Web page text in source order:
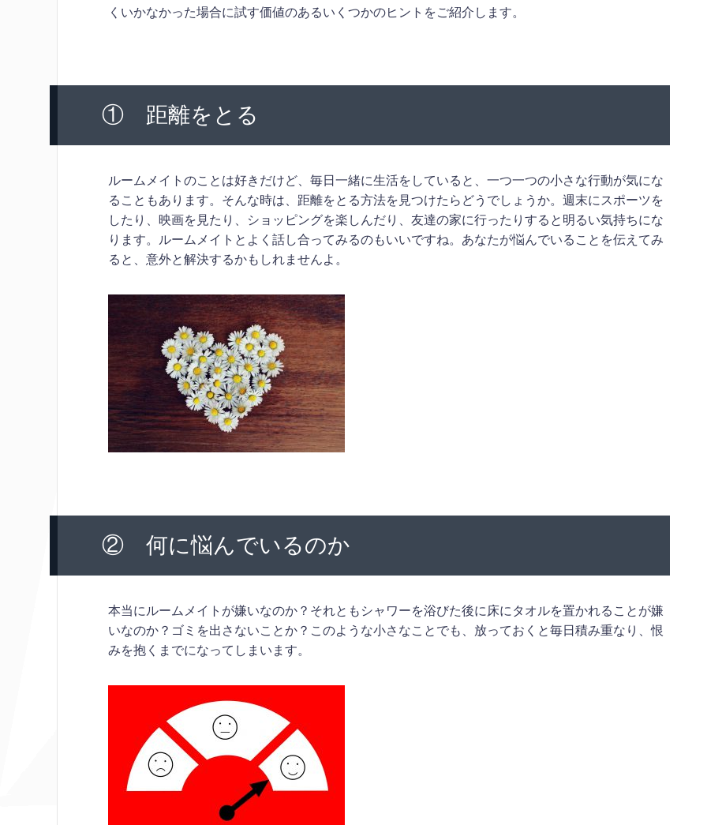
くいかなかった場合に試す価値のあるいくつかのヒントをご紹介します。
① 距離をとる
ルームメイトのことは好きだけど、毎日一緒に生活をしていると、一つ一つの小さな行動が気にな
ることもあります。そんな時は、距離をとる方法を見つけたらどうでしょうか。週末にスポーツを
したり、映画を見たり、ショッピングを楽しんだり、友達の家に行ったりすると明るい気持ちにな
ります。ルームメイトとよく話し合ってみるのもいいですね。あなたが悩んでいることを伝えてみ
ると、意外と解決するかもしれませんよ。
② 何に悩んでいるのか
本当にルームメイトが嫌いなのか？それともシャワーを浴びた後に床にタオルを置かれることが嫌
いなのか？ゴミを出さないことか？このような小さなことでも、放っておくと毎日積み重なり、恨
みを抱くまでになってしまいます。